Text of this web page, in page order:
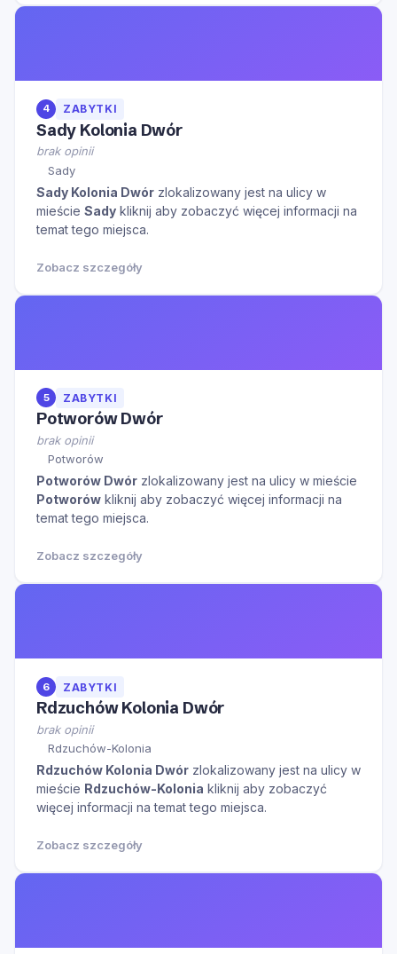
4 ZABYTKI
Sady Kolonia Dwór
brak opinii
Sady
Sady Kolonia Dwór zlokalizowany jest na ulicy w
mieście Sady kliknij aby zobaczyć więcej informacji na
temat tego miejsca.
Zobacz szczegóły
5 ZABYTKI
Potworów Dwór
brak opinii
Potworów
Potworów Dwór zlokalizowany jest na ulicy w mieście
Potworów kliknij aby zobaczyć więcej informacji na
temat tego miejsca.
Zobacz szczegóły
6 ZABYTKI
Rdzuchów Kolonia Dwór
brak opinii
Rdzuchów-Kolonia
Rdzuchów Kolonia Dwór zlokalizowany jest na ulicy w
mieście Rdzuchów-Kolonia kliknij aby zobaczyć
więcej informacji na temat tego miejsca.
Zobacz szczegóły